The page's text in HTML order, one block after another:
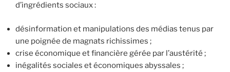
d’ingrédients sociaux :
désinformation et manipulations des médias tenus par
une poignée de magnats richissimes ;
crise économique et financière gérée par l’austérité ;
inégalités sociales et économiques abyssales ;